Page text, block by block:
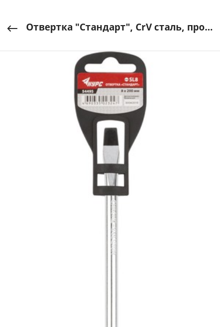
Отвертка "Стандарт", CrV сталь, прорезиненная черно-синяя ручка SL 8х200 мм КУРС арт. 54495